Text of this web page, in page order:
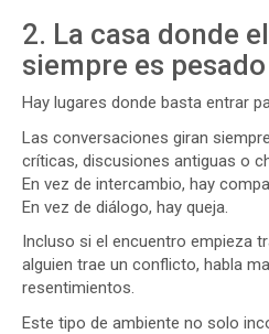
2. La casa donde
siempre es pesado
Hay lugares donde basta entrar
Las conversaciones giran
críticas, discusiones antiguas o
En vez de intercambio, hay
En vez de diálogo, hay queja.
Incluso si el encuentro empieza
alguien trae un conflicto, habla
resentimientos.
Este tipo de ambiente no solo